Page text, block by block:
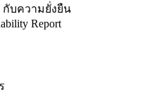
กับความยั่งยืน
Report